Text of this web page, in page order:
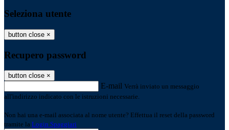
Seleziona utente
button close ×
Recupero password
button close ×
E-mail Verrà inviato un messaggio
all'indirizzo indicato con le istruzioni necessarie.
Non hai una e-mail associata al nome utente? Effettua il reset della password
tramite la Login Spaggiari